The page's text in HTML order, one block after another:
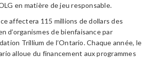
en matière de jeu responsable.
affectera 115 millions de dollars des
d’organismes de bienfaisance par
Trillium de l’Ontario. Chaque année, le
alloue du financement aux programmes